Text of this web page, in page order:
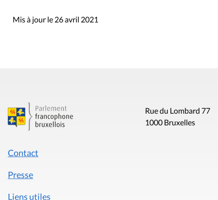
Mis à jour le 26 avril 2021
Rue du Lombard 77
1000 Bruxelles
Contact
Presse
Liens utiles